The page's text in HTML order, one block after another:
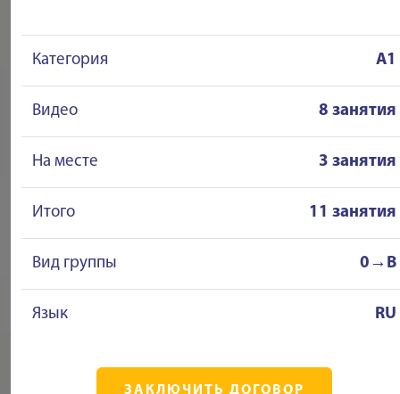
Категория A1
Видео 8 занятия
На месте 3 занятия
Итого 11 занятия
Вид группы 0→B
Язык RU
ЗАКЛЮЧИТЬ ДОГОВОР